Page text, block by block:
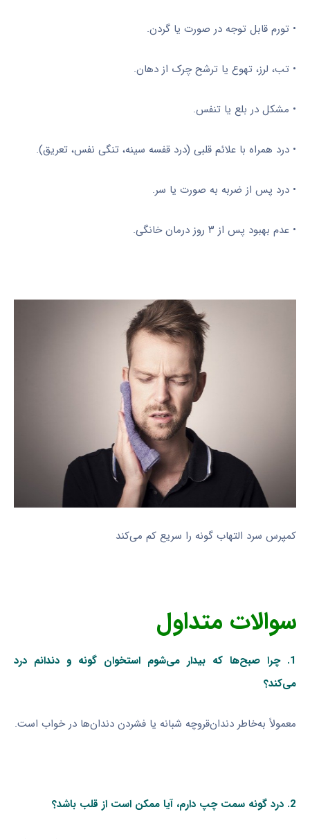
• تورم قابل توجه در صورت یا گردن.
• تب، لرز، تهوع یا ترشح چرک از دهان.
• مشکل در بلع یا تنفس.
• درد همراه با علائم قلبی (درد قفسه سینه، تنگی نفس، تعریق).
• درد پس از ضربه به صورت یا سر.
• عدم بهبود پس از ۳ روز درمان خانگی.
کمپرس سرد التهاب گونه را سریع کم می‌کند
سوالات متداول
1. چرا صبح‌ها که بیدار می‌شوم استخوان گونه و دندانم درد
می‌کند؟
معمولاً به‌خاطر دندان‌قروچه شبانه یا فشردن دندان‌ها در خواب است.
2. درد گونه سمت چپ دارم، آیا ممکن است از قلب باشد؟